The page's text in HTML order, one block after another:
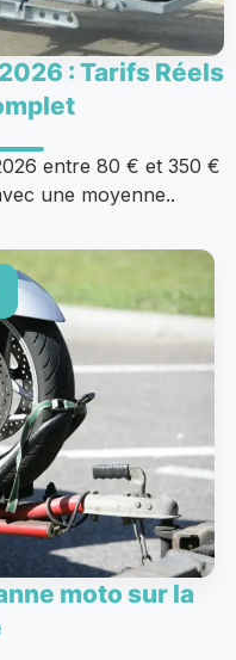
: Tarifs Réels
entre 80 € et 350 €
une moyenne..
moto sur la